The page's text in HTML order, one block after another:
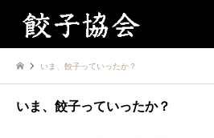
いま、餃子っていったか？
いま、餃子っていったか？